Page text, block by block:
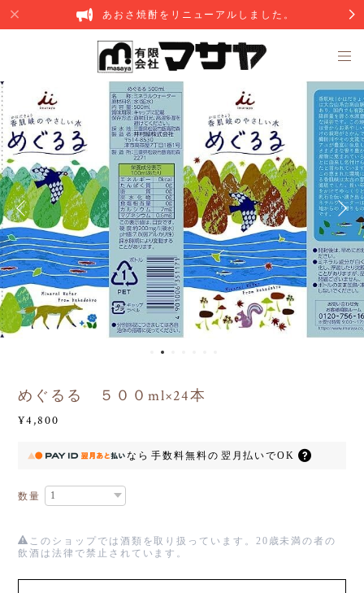
あおさ焼酎をリニューアルしました。
めぐるる ５００ml×24本
¥4,800
なら 手数料無料の 翌月払いでOK
数量
このショップでは酒類を取り扱っています。20歳未満の者の
飲酒は法律で禁止されています。